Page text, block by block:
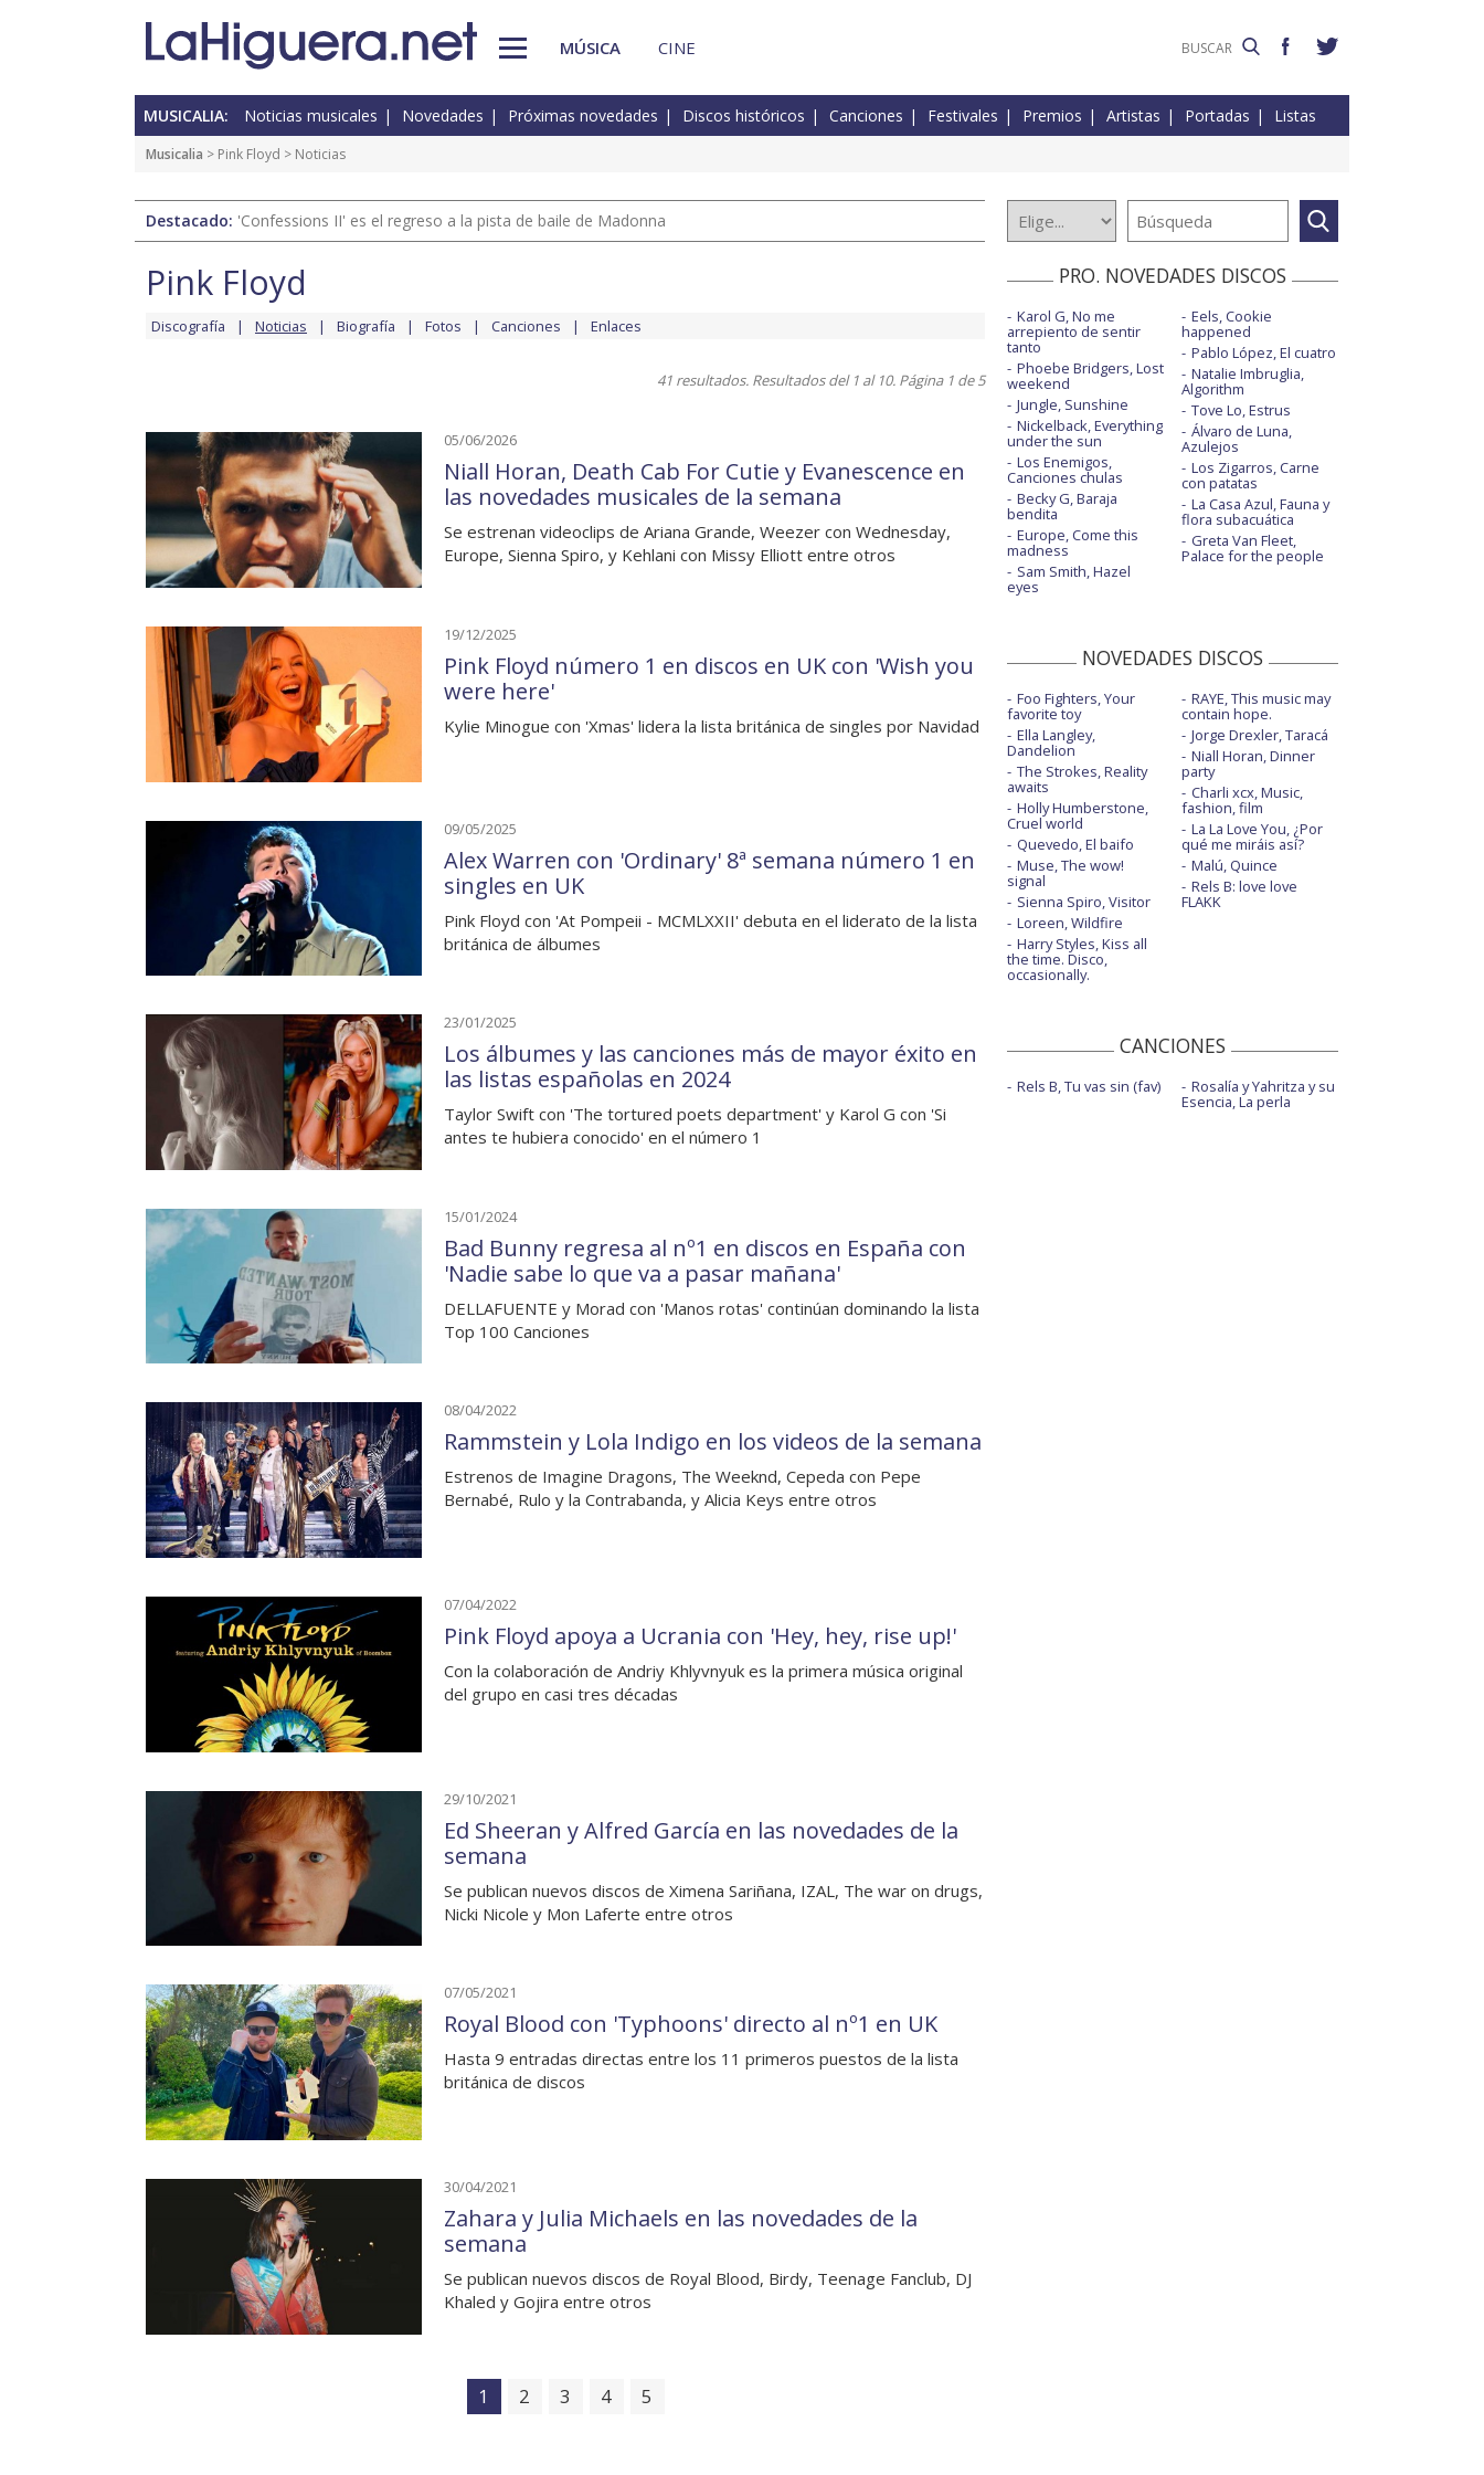
MÚSICA CINE
MUSICALIA: Noticias musicales Novedades Próximas novedades Discos históricos Canciones Festivales Premios Artistas Portadas Listas
Musicalia > Pink Floyd > Noticias
Destacado: 'Confessions II' es el regreso a la pista de baile de Madonna
Pink Floyd
Discografía Noticias Biografía Fotos Canciones Enlaces
41 resultados. Resultados del 1 al 10. Página 1 de 5
05/06/2026
Niall Horan, Death Cab For Cutie y Evanescence en
las novedades musicales de la semana
Se estrenan videoclips de Ariana Grande, Weezer con Wednesday,
Europe, Sienna Spiro, y Kehlani con Missy Elliott entre otros
19/12/2025
Pink Floyd número 1 en discos en UK con 'Wish you
were here'
Kylie Minogue con 'Xmas' lidera la lista británica de singles por Navidad
09/05/2025
Alex Warren con 'Ordinary' 8ª semana número 1 en
singles en UK
Pink Floyd con 'At Pompeii - MCMLXXII' debuta en el liderato de la lista
británica de álbumes
23/01/2025
Los álbumes y las canciones más de mayor éxito en
las listas españolas en 2024
Taylor Swift con 'The tortured poets department' y Karol G con 'Si
antes te hubiera conocido' en el número 1
15/01/2024
Bad Bunny regresa al nº1 en discos en España con
'Nadie sabe lo que va a pasar mañana'
DELLAFUENTE y Morad con 'Manos rotas' continúan dominando la lista
Top 100 Canciones
08/04/2022
Rammstein y Lola Indigo en los videos de la semana
Estrenos de Imagine Dragons, The Weeknd, Cepeda con Pepe
Bernabé, Rulo y la Contrabanda, y Alicia Keys entre otros
07/04/2022
Pink Floyd apoya a Ucrania con 'Hey, hey, rise up!'
Con la colaboración de Andriy Khlyvnyuk es la primera música original
del grupo en casi tres décadas
29/10/2021
Ed Sheeran y Alfred García en las novedades de la
semana
Se publican nuevos discos de Ximena Sariñana, IZAL, The war on drugs,
Nicki Nicole y Mon Laferte entre otros
07/05/2021
Royal Blood con 'Typhoons' directo al nº1 en UK
Hasta 9 entradas directas entre los 11 primeros puestos de la lista
británica de discos
30/04/2021
Zahara y Julia Michaels en las novedades de la
semana
Se publican nuevos discos de Royal Blood, Birdy, Teenage Fanclub, DJ
Khaled y Gojira entre otros
1 2 3 4 5
PRO. NOVEDADES DISCOS
Karol G, No me
arrepiento de sentir
tanto
Phoebe Bridgers, Lost
weekend
Jungle, Sunshine
Nickelback, Everything
under the sun
Los Enemigos,
Canciones chulas
Becky G, Baraja
bendita
Europe, Come this
madness
Sam Smith, Hazel
eyes
Eels, Cookie
happened
Pablo López, El cuatro
Natalie Imbruglia,
Algorithm
Tove Lo, Estrus
Álvaro de Luna,
Azulejos
Los Zigarros, Carne
con patatas
La Casa Azul, Fauna y
flora subacuática
Greta Van Fleet,
Palace for the people
NOVEDADES DISCOS
Foo Fighters, Your
favorite toy
Ella Langley,
Dandelion
The Strokes, Reality
awaits
Holly Humberstone,
Cruel world
Quevedo, El baifo
Muse, The wow!
signal
Sienna Spiro, Visitor
Loreen, Wildfire
Harry Styles, Kiss all
the time. Disco,
occasionally.
RAYE, This music may
contain hope.
Jorge Drexler, Taracá
Niall Horan, Dinner
party
Charli xcx, Music,
fashion, film
La La Love You, ¿Por
qué me miráis así?
Malú, Quince
Rels B: love love
FLAKK
CANCIONES
Rels B, Tu vas sin (fav) Rosalía y Yahritza y su
Esencia, La perla